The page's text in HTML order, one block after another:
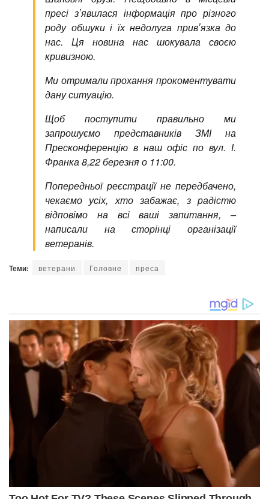
пресі зʼявилася інформація про різного
роду обшуки і їх недолуга привʼязка до
нас. Ця новина нас шокувала своєю
кривизною.
Ми отримали прохання прокоментувати
дану ситуацію.
Щоб поступити правильно ми
запрошуємо представників ЗМІ на
Пресконференцію в наш офіс по вул. І.
Франка 8,22 березня о 11:00.
Попередньої реєстрації не передбачено,
чекаємо усіх, хто забажає, з радістю
відповімо на всі ваші запитання, –
написали на сторінці організації
ветеранів.
Теми: ветерани Головне преса